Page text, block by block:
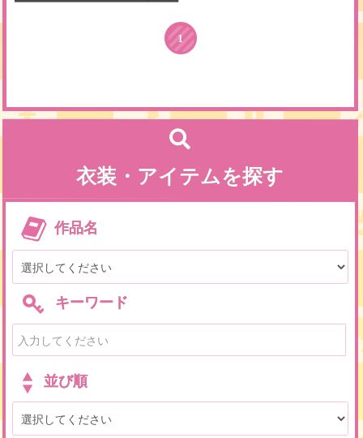
1
衣装・アイテムを探す
作品名
キーワード
並び順